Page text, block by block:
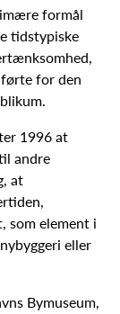
formål
tidstypiske
for den
1996 at
andre
at
som element i
eller
Bymuseum,